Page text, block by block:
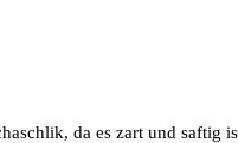
da es zart und saftig